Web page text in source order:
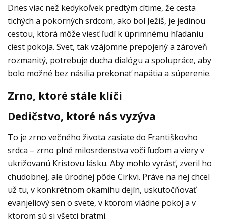
Dnes viac než kedykoľvek predtým cítime, že cesta
tichých a pokorných srdcom, ako bol Ježiš, je jedinou
cestou, ktorá môže viesť ľudí k úprimnému hľadaniu
ciest pokoja. Svet, tak vzájomne prepojený a zároveň
rozmanitý, potrebuje ducha dialógu a spolupráce, aby
bolo možné bez násilia prekonať napätia a súperenie.
Zrno, ktoré stále klíči
Dedičstvo, ktoré nás vyzýva
To je zrno večného života zasiate do Františkovho
srdca – zrno plné milosrdenstva voči ľuďom a viery v
ukrižovanú Kristovu lásku. Aby mohlo vyrásť, zveril ho
chudobnej, ale úrodnej pôde Cirkvi. Práve na nej chcel
už tu, v konkrétnom okamihu dejín, uskutočňovať
evanjeliový sen o svete, v ktorom vládne pokoj a v
ktorom sú si všetci bratmi.